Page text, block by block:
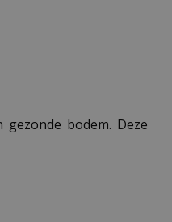
bodem. Deze